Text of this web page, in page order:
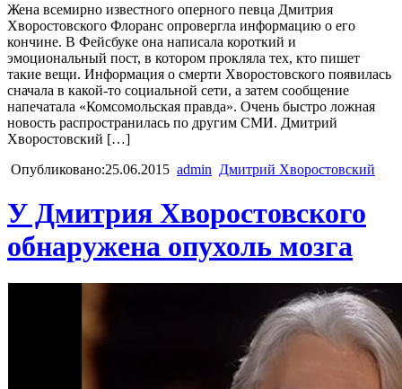
Жена всемирно известного оперного певца Дмитрия
Хворостовского Флоранс опровергла информацию о его
кончине. В Фейсбуке она написала короткий и
эмоциональный пост, в котором прокляла тех, кто пишет
такие вещи. Информация о смерти Хворостовского появилась
сначала в какой-то социальной сети, а затем сообщение
напечатала «Комсомольская правда». Очень быстро ложная
новость распространилась по другим СМИ. Дмитрий
Хворостовский […]
Опубликовано:25.06.2015 admin Дмитрий Хворостовский
У Дмитрия Хворостовского
обнаружена опухоль мозга